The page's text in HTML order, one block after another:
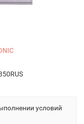
условий